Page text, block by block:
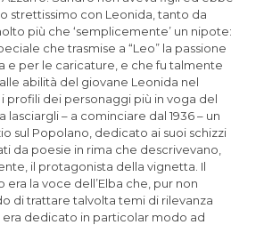
strettissimo con Leonida, tanto da
più che ‘semplicemente’ un nipote:
che trasmise a “Leo” la passione
e per le caricature, e che fu talmente
abilità del giovane Leonida nel
profili dei personaggi più in voga del
lasciargli – a cominciare dal 1936 – un
sul Popolano, dedicato ai suoi schizzi
da poesie in rima che descrivevano,
il protagonista della vignetta. Il
era la voce dell’Elba che, pur non
di trattare talvolta temi di rilevanza
era dedicato in particolar modo ad